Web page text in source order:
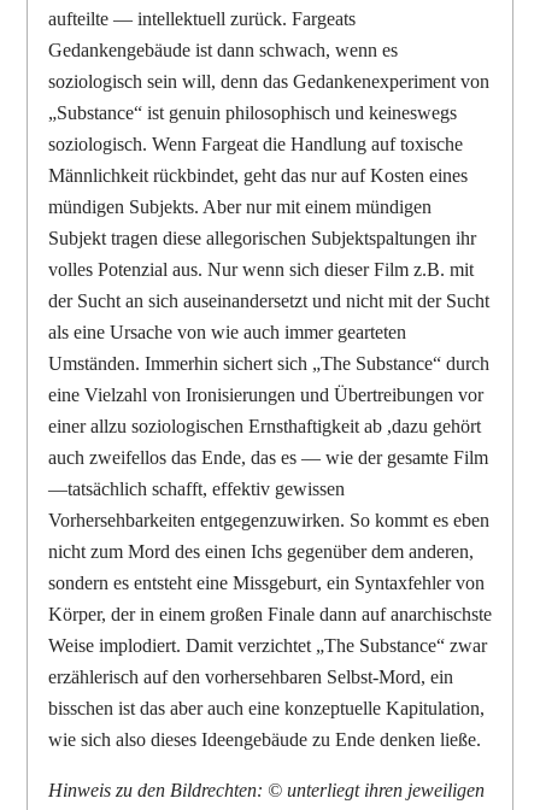
aufteilte — intellektuell zurück. Fargeats
Gedankengebäude ist dann schwach, wenn es
soziologisch sein will, denn das Gedankenexperiment von
„Substance“ ist genuin philosophisch und keineswegs
soziologisch. Wenn Fargeat die Handlung auf toxische
Männlichkeit rückbindet, geht das nur auf Kosten eines
mündigen Subjekts. Aber nur mit einem mündigen
Subjekt tragen diese allegorischen Subjektspaltungen ihr
volles Potenzial aus. Nur wenn sich dieser Film z.B. mit
der Sucht an sich auseinandersetzt und nicht mit der Sucht
als eine Ursache von wie auch immer gearteten
Umständen. Immerhin sichert sich „The Substance“ durch
eine Vielzahl von Ironisierungen und Übertreibungen vor
einer allzu soziologischen Ernsthaftigkeit ab ,dazu gehört
auch zweifellos das Ende, das es — wie der gesamte Film
—tatsächlich schafft, effektiv gewissen
Vorhersehbarkeiten entgegenzuwirken. So kommt es eben
nicht zum Mord des einen Ichs gegenüber dem anderen,
sondern es entsteht eine Missgeburt, ein Syntaxfehler von
Körper, der in einem großen Finale dann auf anarchischste
Weise implodiert. Damit verzichtet „The Substance“ zwar
erzählerisch auf den vorhersehbaren Selbst-Mord, ein
bisschen ist das aber auch eine konzeptuelle Kapitulation,
wie sich also dieses Ideengebäude zu Ende denken ließe.
Hinweis zu den Bildrechten: © unterliegt ihren jeweiligen